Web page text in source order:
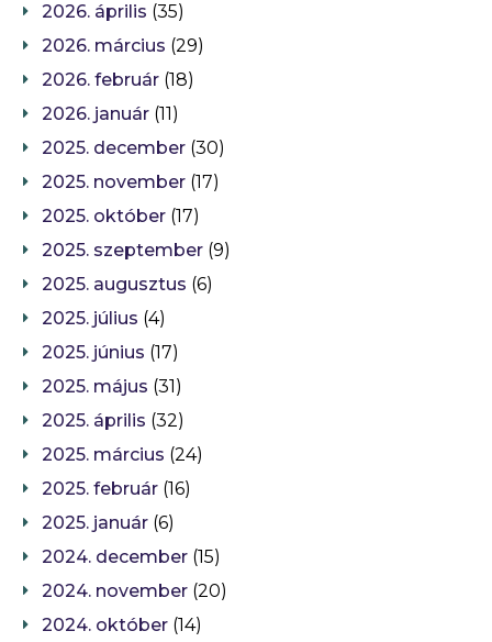
2026. április (35)
2026. március (29)
2026. február (18)
2026. január (11)
2025. december (30)
2025. november (17)
2025. október (17)
2025. szeptember (9)
2025. augusztus (6)
2025. július (4)
2025. június (17)
2025. május (31)
2025. április (32)
2025. március (24)
2025. február (16)
2025. január (6)
2024. december (15)
2024. november (20)
2024. október (14)